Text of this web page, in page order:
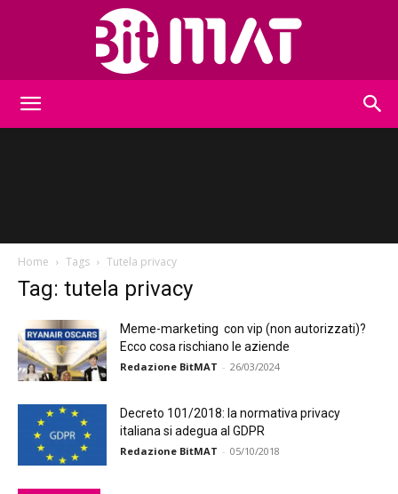
Home Tags Tutela privacy
Tag: tutela privacy
Meme-marketing con vip (non autorizzati)?
Ecco cosa rischiano le aziende
Redazione BitMAT - 26/03/2024
Decreto 101/2018: la normativa privacy
italiana si adegua al GDPR
Redazione BitMAT - 05/10/2018